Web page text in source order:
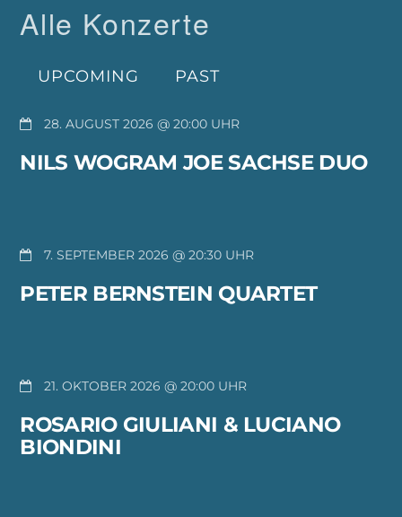
Alle Konzerte
UPCOMING PAST
28. AUGUST 2026 @ 20:00
NILS WOGRAM JOE SACHSE DUO
7. SEPTEMBER 2026 @ 20:30
PETER BERNSTEIN QUARTET
21. OKTOBER 2026 @ 20:00
ROSARIO GIULIANI & LUCIANO
BIONDINI